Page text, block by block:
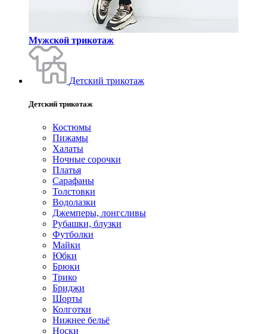
Мужской трикотаж
Детский трикотаж
Детский трикотаж
Костюмы
Пижамы
Халаты
Ночные сорочки
Платья
Сарафаны
Толстовки
Водолазки
Джемперы, лонгсливы
Рубашки, блузки
Футболки
Майки
Юбки
Брюки
Трико
Бриджи
Шорты
Колготки
Нижнее бельё
Носки